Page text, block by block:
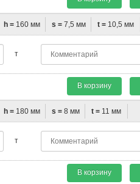
h = 160 мм s = 7,5 мм t = 10,5 мм
т
В корзину
h = 180 мм s = 8 мм t = 11 мм
т
В корзину